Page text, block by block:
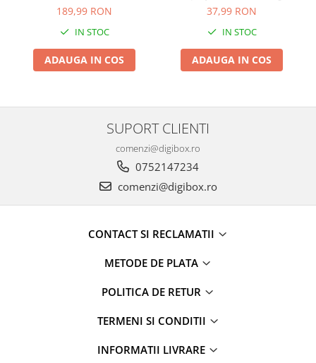
Masina de tocat
Masini de paine
Mixer
Mixer vertical
189,99 RON
IN STOC
ADAUGA IN COS
gradatie de 1gram, auto
37,99 RON
IN STOC
ADAUGA IN COS
SUPORT CLIENTI
comenzi@digibox.ro
0752147234
comenzi@digibox.ro
CONTACT SI RECLAMATII
METODE DE PLATA
POLITICA DE RETUR
TERMENI SI CONDITII
INFORMATII LIVRARE